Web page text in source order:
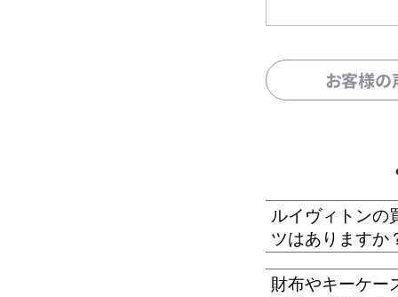
お客様
ルイヴィトンの
ツはありますか
財布やキーケー